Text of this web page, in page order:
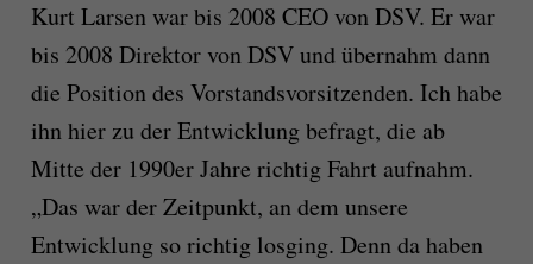
Kurt Larsen war bis 2008 CEO von DSV. Er war
bis 2008 Direktor von DSV und übernahm dann
die Position des Vorstandsvorsitzenden. Ich habe
ihn hier zu der Entwicklung befragt, die ab
Mitte der 1990er Jahre richtig Fahrt aufnahm.
„Das war der Zeitpunkt, an dem unsere
Entwicklung so richtig losging. Denn da haben